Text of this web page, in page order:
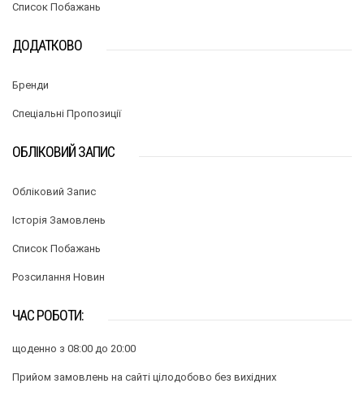
Список Побажань
ДОДАТКОВО
Бренди
Спеціальні Пропозиції
ОБЛІКОВИЙ ЗАПИС
Обліковий Запис
Історія Замовлень
Список Побажань
Розсилання Новин
ЧАС РОБОТИ:
щоденно з 08:00 до 20:00
Прийом замовлень на сайті цілодобово без вихідних